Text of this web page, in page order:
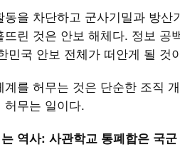
동을 차단하고 군사기밀과 방
뜨린 것은 안보 해체다. 정보 공
민국 안보 전체가 떠안게 될 것
계를 허무는 것은 단순한 조직
허무는 일이다.
역사: 사관학교 통폐합은 국